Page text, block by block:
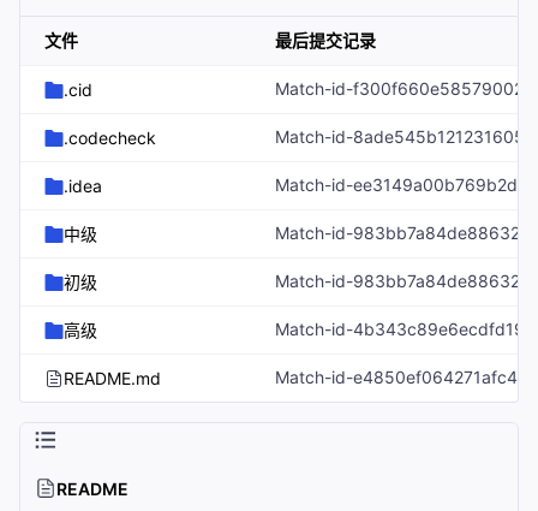
文件 最后提交记录
.cid
.codecheck
.idea
中级
初级
高级
README.md
README